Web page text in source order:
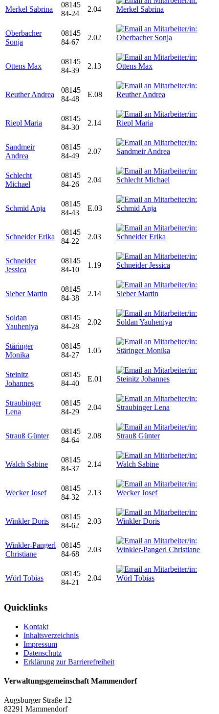
Merkel Sabrina
08145
84-24
2.04
Oberbacher
Sonja
08145
84-67
2.02
Ottens Max
08145
84-39
2.13
Reuther Andrea
08145
84-48
E.08
Riepl Maria
08145
84-30
2.14
Sandmeir
Andrea
08145
84-49
2.07
Schlecht
Michael
08145
84-26
2.04
Schmid Anja
08145
84-43
E.03
Schneider Erika
08145
84-22
2.03
Schneider
Jessica
08145
84-10
1.19
Sieber Martin
08145
84-38
2.14
Soldan
Yauheniya
08145
84-28
2.02
Stäringer
Monika
08145
84-27
1.05
Steinitz
Johannes
08145
84-40
E.01
Straubinger
Lena
08145
84-29
2.04
Strauß Günter
08145
84-64
2.08
Walch Sabine
08145
84-37
2.14
Wecker Josef
08145
84-32
2.13
Winkler Doris
08145
84-62
2.03
Winkler-Pangerl
Christiane
08145
84-68
2.03
Wörl Tobias
08145
84-21
2.04
Quicklinks
Kontakt
Inhaltsverzeichnis
Impressum
Datenschutz
Erklärung zur Barrierefreiheit
Verwaltungsgemeinschaft Mammendorf
Augsburger Straße 12
82291 Mammendorf